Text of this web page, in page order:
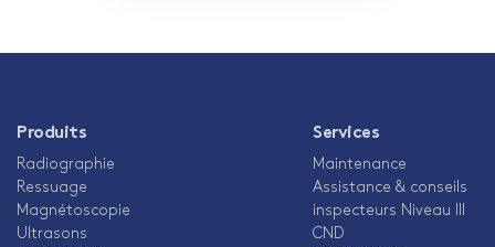
Produits
Radiographie
Ressuage
Magnétoscopie
Ultrasons
Services
Maintenance
Assistance & conseils
inspecteurs Niveau III
CND